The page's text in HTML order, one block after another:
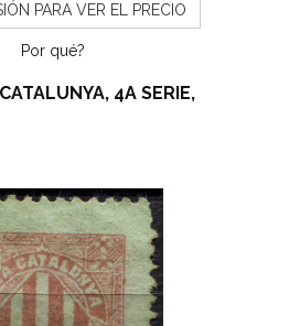
PARA VER EL PRECIO
Por qué?
4A SERIE,